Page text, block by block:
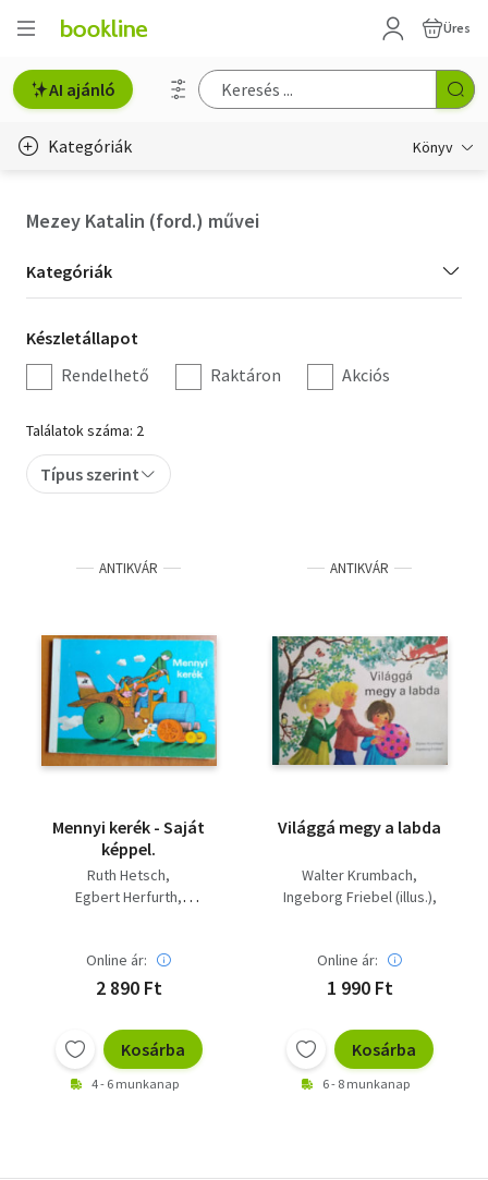
Üres
AI ajánló
Kategóriák Könyv
Hobbi, szabadidő
Irodalom
Művészet
Szakkönyv
Tankönyv, segédkönyv
Természettudomány
Történelem
Vallás
Mezey Katalin (ford.) művei
Kategória
szűrés
Kategóriák
Készletállapot
szűrés
Készletállapot
Rendelhető
Raktáron Akciós
Találatok száma: 2
Típus szerint
ANTIKVÁR
Mennyi kerék - Saját
képpel.
Ruth Hetsch
Egbert Herfurth
Online ár:
2 890 Ft
Kosárba
4 - 6 munkanap
ANTIKVÁR
Világgá megy a labda
Walter Krumbach
Ingeborg Friebel (illus.)
Online ár:
1 990 Ft
Kosárba
6 - 8 munkanap